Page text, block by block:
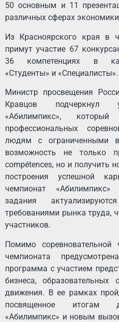
50 основным и 11
различных сферах
Из Красноярского края в
примут участие 67
36 компетенциях в
«Студенты» и «Специалисты».
Министр просвещения
Кравцов подчеркнул
«Абилимпикс»,
профессиональных
людям с ограниченными
возможность не только
compétences, но и получить
построения успешной
чемпионат «Абилимпикс»
задания
требованиями рынка труда,
участников.
Помимо
чемпионата
программа с участием
бизнеса, образовательных
движения. В ее рамках
посвященное итогам
«Абилимпикс» и новым